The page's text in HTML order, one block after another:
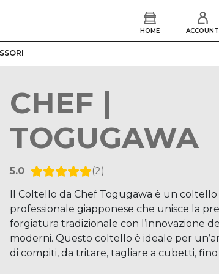
CHEF |
TOGUGAWA
5.0
(2)
Il Coltello da Chef Togugawa è un
professionale giapponese che unisce la
forgiatura tradizionale con l’innovazione
moderni. Questo coltello è ideale per
di compiti, da tritare, tagliare a cubetti, fino